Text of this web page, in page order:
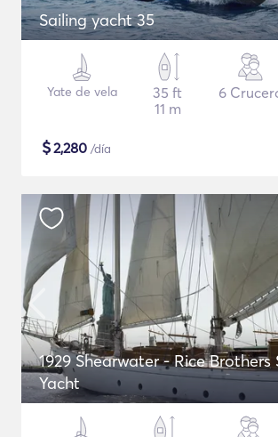
Sailing yacht 35
Yate de vela
35 ft
11 m
6
$2,280 /día
1929 Shearwater - Rice Brothers
Yacht